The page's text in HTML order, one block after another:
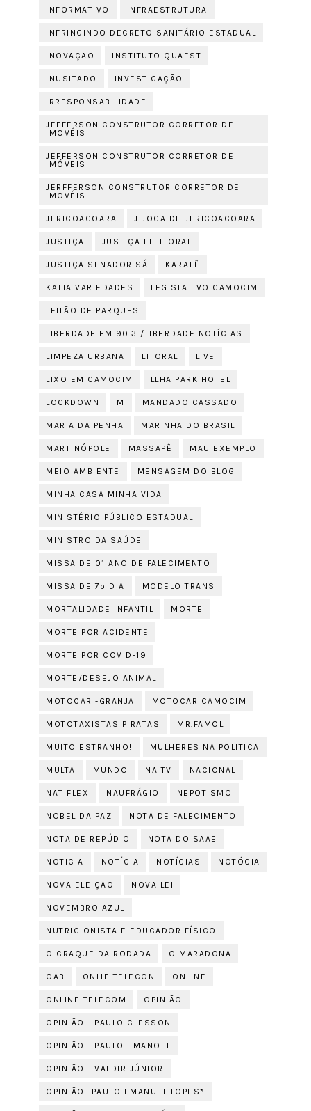
INFORMATIVO INFRAESTRUTURA
INFRINGINDO DECRETO SANITÁRIO ESTADUAL
INOVAÇÃO INSTITUTO QUAEST
INUSITADO INVESTIGAÇÃO
IRRESPONSABILIDADE
JEFFERSON CONSTRUTOR CORRETOR DE
IMOVÉIS
JEFFERSON CONSTRUTOR CORRETOR DE
IMÓVEIS
JERFFERSON CONSTRUTOR CORRETOR DE
IMOVÉIS
JERICOACOARA JIJOCA DE JERICOACOARA
JUSTIÇA JUSTIÇA ELEITORAL
JUSTIÇA SENADOR SÁ KARATÊ
KATIA VARIEDADES LEGISLATIVO CAMOCIM
LEILÃO DE PARQUES
LIBERDADE FM 90.3 /LIBERDADE NOTÍCIAS
LIMPEZA URBANA LITORAL LIVE
LIXO EM CAMOCIM LLHA PARK HOTEL
LOCKDOWN M MANDADO CASSADO
MARIA DA PENHA MARINHA DO BRASIL
MARTINÓPOLE MASSAPÊ MAU EXEMPLO
MEIO AMBIENTE MENSAGEM DO BLOG
MINHA CASA MINHA VIDA
MINISTÉRIO PÚBLICO ESTADUAL
MINISTRO DA SAÚDE
MISSA DE 01 ANO DE FALECIMENTO
MISSA DE 7º DIA MODELO TRANS
MORTALIDADE INFANTIL MORTE
MORTE POR ACIDENTE
MORTE POR COVID-19
MORTE/DESEJO ANIMAL
MOTOCAR -GRANJA MOTOCAR CAMOCIM
MOTOTAXISTAS PIRATAS MR.FAMOL
MUITO ESTRANHO! MULHERES NA POLITICA
MULTA MUNDO NA TV NACIONAL
NATIFLEX NAUFRÁGIO NEPOTISMO
NOBEL DA PAZ NOTA DE FALECIMENTO
NOTA DE REPÚDIO NOTA DO SAAE
NOTICIA NOTÍCIA NOTÍCIAS NOTÓCIA
NOVA ELEIÇÃO NOVA LEI
NOVEMBRO AZUL
NUTRICIONISTA E EDUCADOR FÍSICO
O CRAQUE DA RODADA O MARADONA
OAB ONLIE TELECON ONLINE
ONLINE TELECOM OPINIÃO
OPINIÃO - PAULO CLESSON
OPINIÃO - PAULO EMANOEL
OPINIÃO - VALDIR JÚNIOR
OPINIÃO -PAULO EMANUEL LOPES*